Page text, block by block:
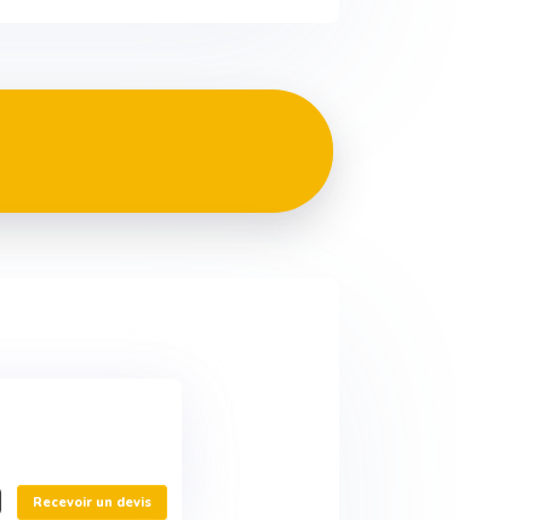
Recevoir un devis